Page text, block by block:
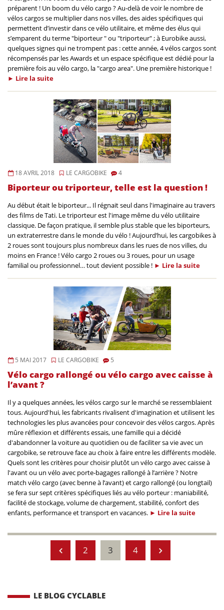
préparent ! Un boom du vélo cargo ? Au-delà de voir le nombre de
vélos cargos se multiplier dans nos villes, des aides spécifiques qui
permettent d’investir dans ce vélo utilitaire, et même des élus qui
s’emparent du terme "biporteur " ou "triporteur" ; à Eurobike aussi,
quelques signes qui ne trompent pas : cette année, 4 vélos cargos sont
récompensés par les Awards et un espace spécifique est dédié pour la
première fois au vélo cargo, la "cargo area". Une première historique !
► Lire la suite
18 AVRIL 2018 LE CARGOBIKE 4
Biporteur ou triporteur, telle est la question !
Au début était le biporteur... Il régnait seul dans l'imaginaire au travers
des films de Tati. Le triporteur est l'image même du vélo utilitaire
classique. De façon pratique, il semble plus stable que les biporteurs,
un extraterrestre dans le monde du vélo ! Aujourd’hui, les cargobikes à
2 roues sont toujours plus nombreux dans les rues de nos villes, du
moins en France ! Vélo cargo 2 roues ou 3 roues, pour un usage
familial ou professionnel… tout devient possible ! ► Lire la suite
5 MAI 2017 LE CARGOBIKE 5
Vélo cargo rallongé ou vélo cargo avec caisse à
l’avant ?
Il y a quelques années, les vélos cargo sur le marché se ressemblaient
tous. Aujourd'hui, les fabricants rivalisent d'imagination et utilisent les
technologies les plus avancées pour concevoir des vélos cargos. Après
mûre réflexion et différents essais, une famille qui a décidé
d'abandonner la voiture au quotidien ou de faciliter sa vie avec un
cargobike, se retrouve face au choix à faire entre les différents modèle.
Quels sont les critères pour choisir plutôt un vélo cargo avec caisse à
l'avant ou un vélo avec porte-bagages rallongé à l’arrière ? Notre
match vélo cargo (avec benne à l’avant) et cargo rallongé (ou longtail)
se fera sur sept critères spécifiques liés au vélo porteur : maniabilité,
facilité de stockage, volume de chargement, stabilité, confort des
enfants, performance et transport en vacances. ► Lire la suite
2 3 4
LE BLOG CYCLABLE